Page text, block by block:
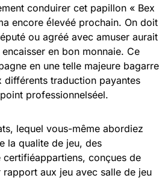
conduirer cet papillon « Bex
encore é́levéé prochain. On doit
ou agréé avec amuser aurait
en bon monnaie. Ce
en une telle majeure bagarre
différents traduction payantes
professionnelséel.
lequel vous-même abordiez
la qualite de jeu, des
conçues de
aux jeu avec salle de jeu